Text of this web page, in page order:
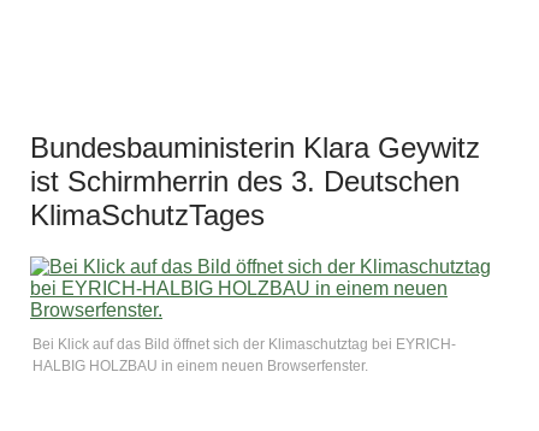
Bundesbauministerin Klara Geywitz
ist Schirmherrin des 3. Deutschen
KlimaSchutzTages
Bei Klick auf das Bild öffnet sich der Klimaschutztag bei EYRICH-
HALBIG HOLZBAU in einem neuen Browserfenster.